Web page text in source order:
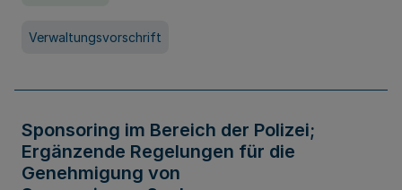
Verwaltungsvorschrift
Sponsoring im Bereich der Polizei;
Ergänzende Regelungen für die
Genehmigung von